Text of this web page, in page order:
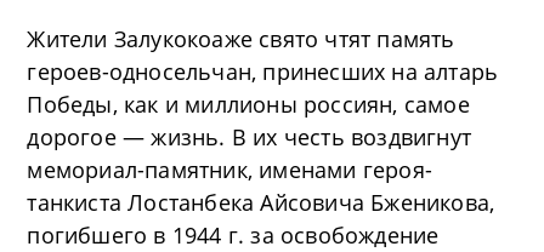
Жители Залукокоаже свято чтят память
героев-односельчан, принесших на алтарь
Победы, как и миллионы россиян, самое
дорогое — жизнь. В их честь воздвигнут
мемориал-памятник, именами героя-
танкиста Лостанбека Айсовича Бженикова,
погибшего в 1944 г. за освобождение